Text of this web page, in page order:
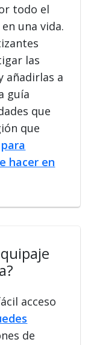
todo el
una vida.
las
añadirlas a
guía
que
que
para
hacer en
acceso
de